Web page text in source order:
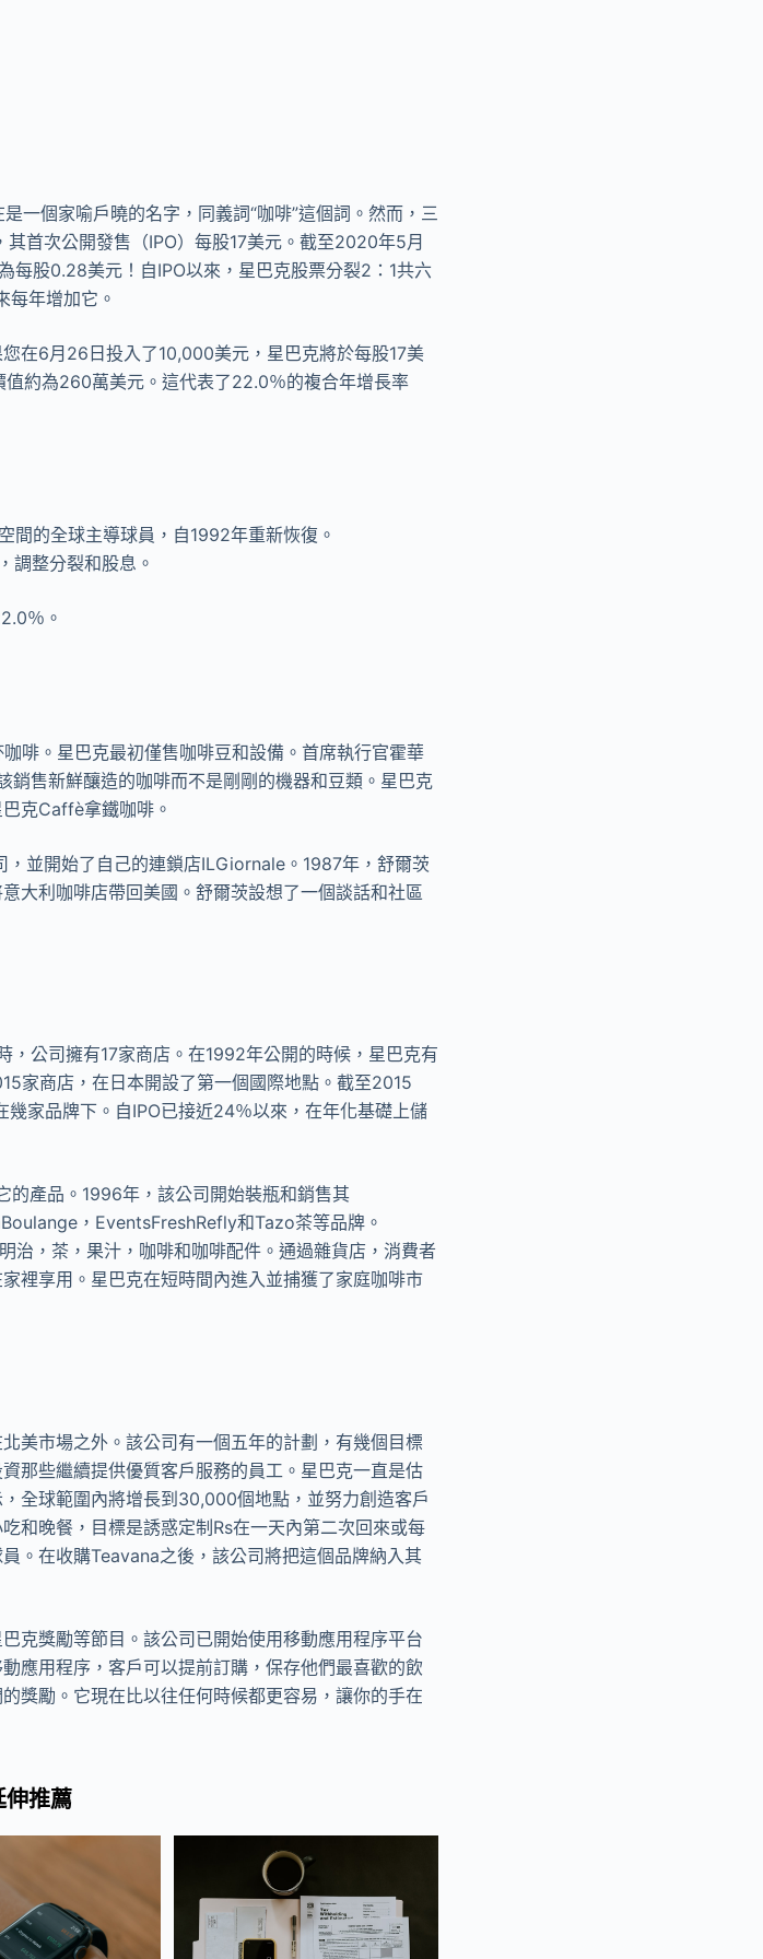
一個家喻戶曉的名字，同義詞“咖啡”這個詞。然而，三
首次公開發售（IPO）每股17美元。截至2020年5月
每股0.28美元！自IPO以來，星巴克股票分裂2：1共六
每年增加它。
在6月26日投入了10,000美元，星巴克將於每股17美
約為260萬美元。這代表了22.0％的複合年增長率
間的全球主導球員，自1992年重新恢復。
調整分裂和股息。
％。
啡。星巴克最初僅售咖啡豆和設備。首席執行官霍華
銷售新鮮釀造的咖啡而不是剛剛的機器和豆類。星巴克
克Caffè拿鐵咖啡。
並開始了自己的連鎖店ILGiornale。1987年，舒爾茨
大利咖啡店帶回美國。舒爾茨設想了一個談話和社區
公司擁有17家商店。在1992年公開的時候，星巴克有
家商店，在日本開設了第一個國際地點。截至2015
家品牌下。自IPO已接近24％以來，在年化基礎上儲
的產品。1996年，該公司開始裝瓶和銷售其
，EventsFreshRefly和Tazo茶等品牌。
治，茶，果汁，咖啡和咖啡配件。通過雜貨店，消費者
裡享用。星巴克在短時間內進入並捕獲了家庭咖啡市
美市場之外。該公司有一個五年的計劃，有幾個目標
那些繼續提供優質客戶服務的員工。星巴克一直是估
全球範圍內將增長到30,000個地點，並努力創造客戶
和晚餐，目標是誘惑定制Rs在一天內第二次回來或每
。在收購Teavana之後，該公司將把這個品牌納入其
克獎勵等節目。該公司已開始使用移動應用程序平台
應用程序，客戶可以提前訂購，保存他們最喜歡的飲
獎勵。它現在比以往任何時候都更容易，讓你的手在
伸推薦